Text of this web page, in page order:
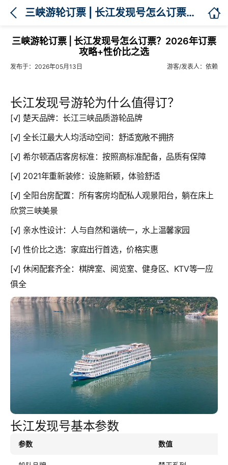
三峡游轮订票 | 长江发现号怎么订票？2026年订票攻略+性价比之选 
三峡游轮订票 | 长江发现号怎么订票？2026年订票
攻略+性价比之选
发布于：2026年05月13日 游客/发表人：依赖
长江发现号游轮为什么值得订？
[√] 楚天品牌：长江三峡品质游轮品牌
[√] 全长江最大人均活动空间：舒适宽敞不拥挤
[√] 希尔顿酒店客房标准：按照高标准配备，品质有保障
[√] 2021年重新装修：设施新颖，体验舒适
[√] 全阳台房配置：所有客房均配私人观景阳台，躺在床上
欣赏三峡美景
[√] 亲水性设计：人与自然和谐统一，水上温馨家园
[√] 性价比之选：家庭出行首选，价格实惠
[√] 休闲配套齐全：棋牌室、阅览室、健身区、KTV等一应
俱全
长江发现号基本参数
参数 数值